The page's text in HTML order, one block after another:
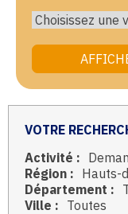
VOTRE
Activité :
Région : Hauts-
Département :
Ville : Toutes